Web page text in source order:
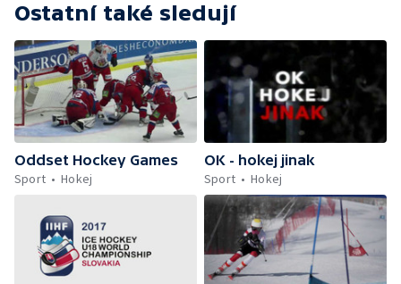
Ostatní také sledují
Oddset Hockey Games
Sport
Hokej
OK - hokej jinak
Sport
Hokej